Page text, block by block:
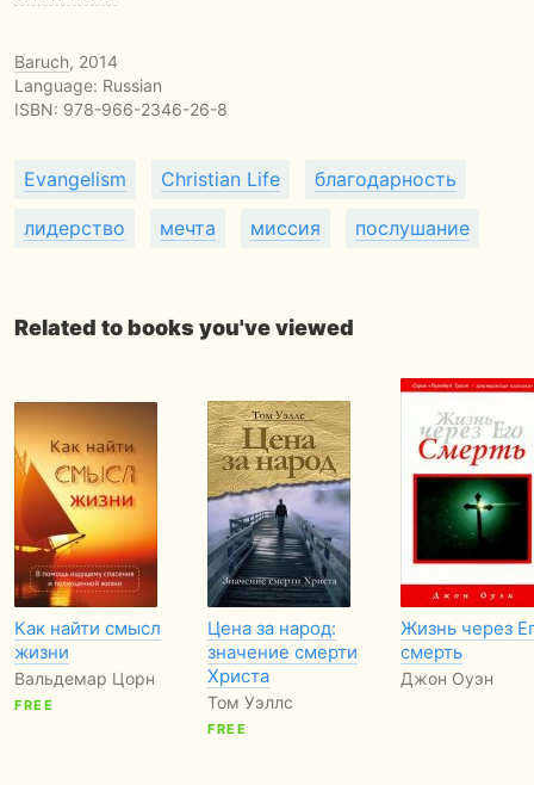
Baruch, 2014
Language: Russian
ISBN: 978-966-2346-26-8
Evangelism Christian Life благодарность
лидерство мечта миссия послушание
Related to books you've viewed
Как найти смысл
жизни
Вальдемар Цорн
FREE
Цена за народ:
значение смерти
Христа
Том Уэллс
FREE
Жизнь через
смерть
Джон Оуэн